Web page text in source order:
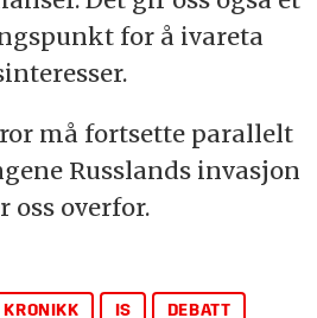
for å ivareta
må fortsette parallelt
Russlands invasjon
oss overfor.
KRONIKK IS DEBATT